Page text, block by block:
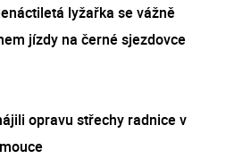
lyžařka se vážně
jízdy na černé sjezdovce
opravu střechy radnice v